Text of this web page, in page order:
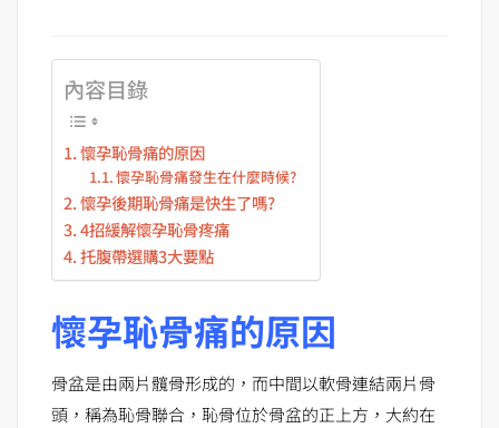
內容目錄
懷孕恥骨痛的原因
懷孕恥骨痛發生在什麼時候?
懷孕後期恥骨痛是快生了嗎?
4招緩解懷孕恥骨疼痛
托腹帶選購3大要點
懷孕恥骨痛的原因
骨盆是由兩片髖骨形成的，而中間以軟骨連結兩片骨
頭，稱為恥骨聯合，恥骨位於骨盆的正上方，大約在